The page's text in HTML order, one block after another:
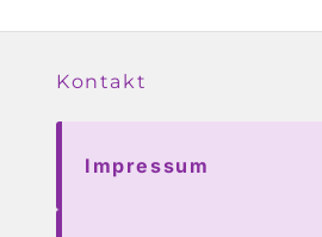
Kontakt
Impressum